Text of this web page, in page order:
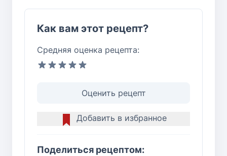
Как вам этот рецепт?
Средняя оценка рецепта:
Оценить рецепт
Добавить в избранное
Поделиться рецептом: